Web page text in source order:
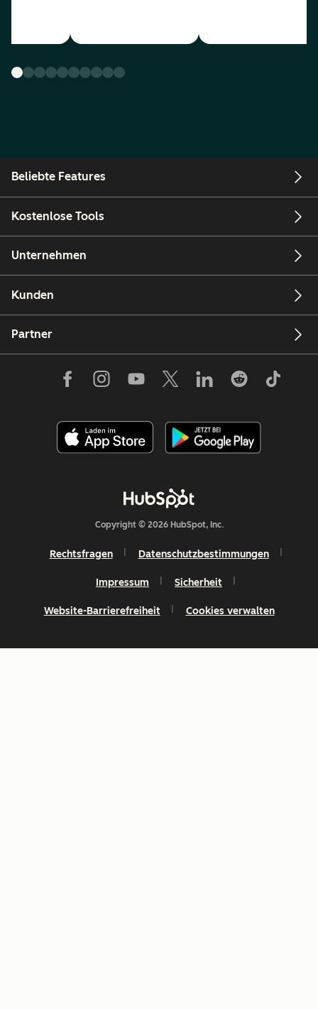
Beliebte Features
Kostenlose Tools
Unternehmen
Kunden
Partner
Copyright © 2026 HubSpot, Inc.
Rechtsfragen Datenschutzbestimmungen
Impressum Sicherheit
Website-Barrierefreiheit Cookies verwalten